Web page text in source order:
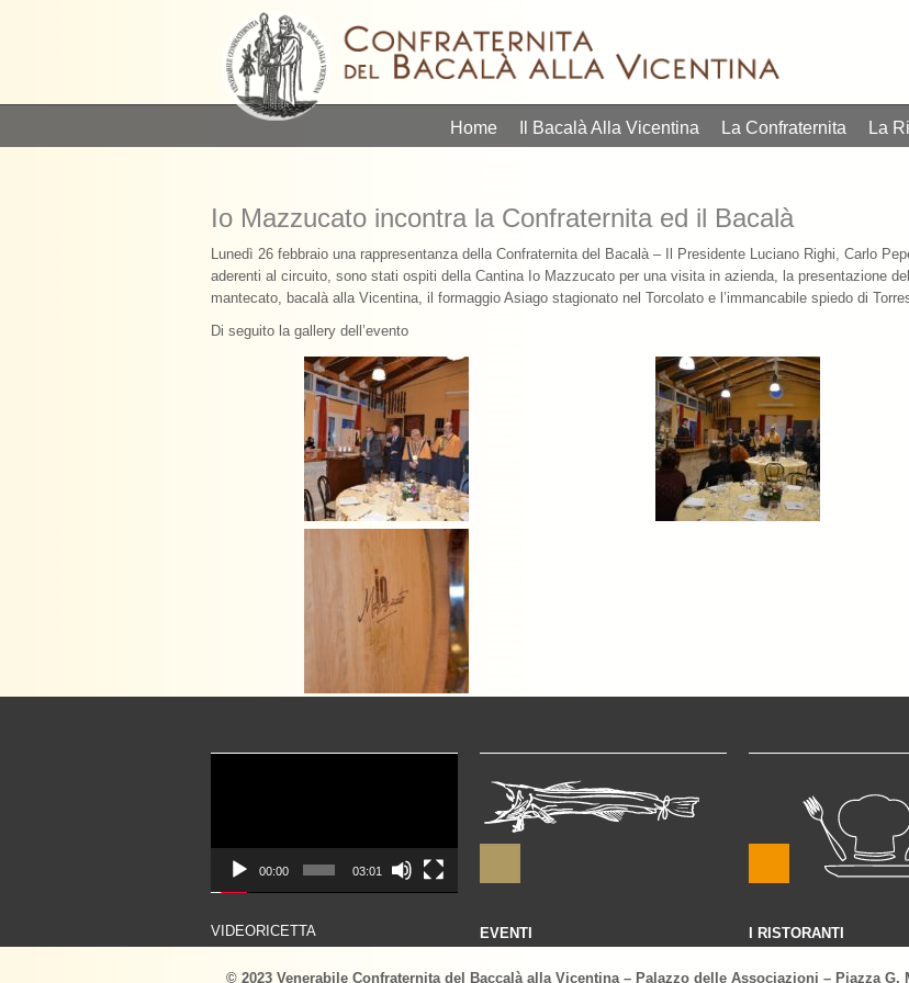
Home Il Bacalà Alla Vicentina La Confraternita La
Io Mazzucato incontra la Confraternita ed il Bacalà
Lunedì 26 febbraio una rappresentanza della Confraternita del Bacalà – Il Presidente Luciano Righi, Carlo
aderenti al circuito, sono stati ospiti della Cantina Io Mazzucato per una visita in azienda, la presentazione
mantecato, bacalà alla Vicentina, il formaggio Asiago stagionato nel Torcolato e l’immancabile spiedo di
Di seguito la gallery dell’evento
00:00 03:01
VIDEORICETTA EVENTI I RISTORANTI
© 2023 Venerabile Confraternita del Baccalà alla Vicentina – Palazzo delle Associazioni – Piazza G.